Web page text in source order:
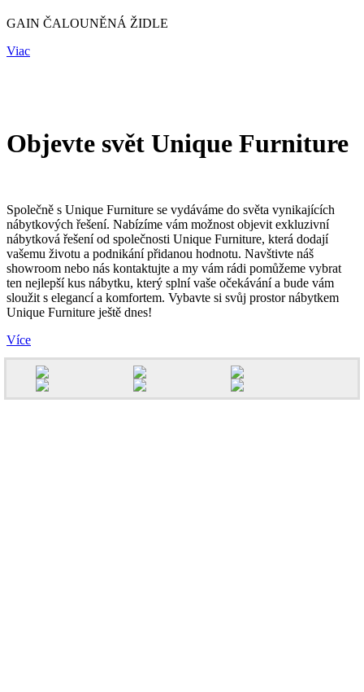
GAIN ČALOUNĚNÁ ŽIDLE
Viac
Objevte svět Unique Furniture
Společně s Unique Furniture se vydáváme do světa vynikajících
nábytkových řešení. Nabízíme vám možnost objevit exkluzivní
nábytková řešení od společnosti Unique Furniture, která dodají
vašemu životu a podnikání přidanou hodnotu. Navštivte náš
showroom nebo nás kontaktujte a my vám rádi pomůžeme vybrat
ten nejlepší kus nábytku, který splní vaše očekávání a bude vám
sloužit s elegancí a komfortem. Vybavte si svůj prostor nábytkem
Unique Furniture ještě dnes!
Více